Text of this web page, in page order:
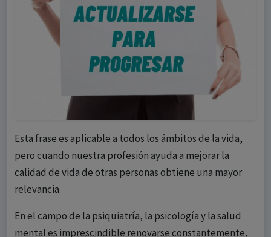
Esta frase es aplicable a todos los ámbitos de la vida,
pero cuando nuestra profesión ayuda a mejorar la
calidad de vida de otras personas obtiene una mayor
relevancia.
En el campo de la psiquiatría, la psicología y la salud
mental es imprescindible renovarse constantemente,